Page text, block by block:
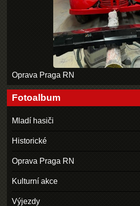
Oprava Praga RN
Fotoalbum
Mladí hasiči
Historické
Oprava Praga RN
Kulturní akce
Výjezdy